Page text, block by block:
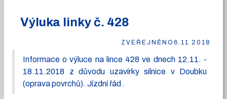
Výluka linky č. 428
ZVEŘEJNĚNO 6.11.2018
Informace o výluce na lince 428 ve dnech 12.11. -
18.11.2018 z důvodu uzavírky silnice v Doubku
(oprava povrchů). Jízdní řád .